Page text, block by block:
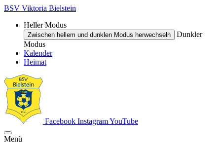
BSV Viktoria Bielstein
Heller Modus
Zwischen hellem und dunklen Modus herwechseln
Dunkler
Modus
Kalender
Heimat
Facebook InstagramYouTube
Menü